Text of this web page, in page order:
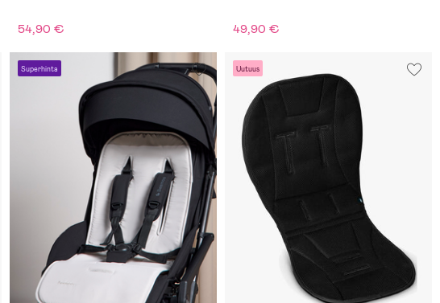
54,90 € 49,90 €
Superhinta Uutuus